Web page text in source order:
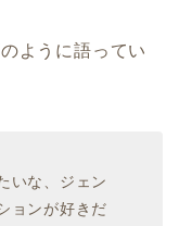
ように語ってい
いな、ジェン
ョンが好きだ